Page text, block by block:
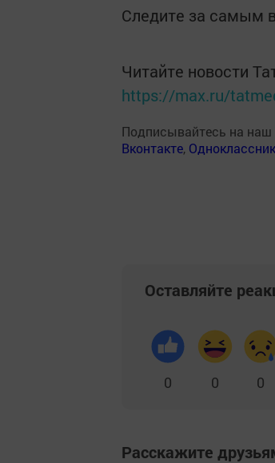
Следите за самым
Читайте новости
https://max.ru/
Подписывайтесь на наш
Вконтакте,
Оставляйте
0 0 0
Расскажите